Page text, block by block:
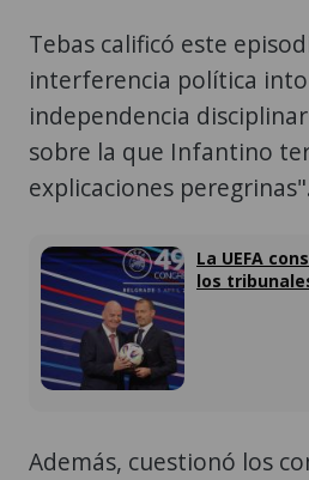
Tebas calificó este
interferencia política
independencia
sobre la que Infantino
explicaciones peregrinas".
La UEFA
los
Además, cuestionó los